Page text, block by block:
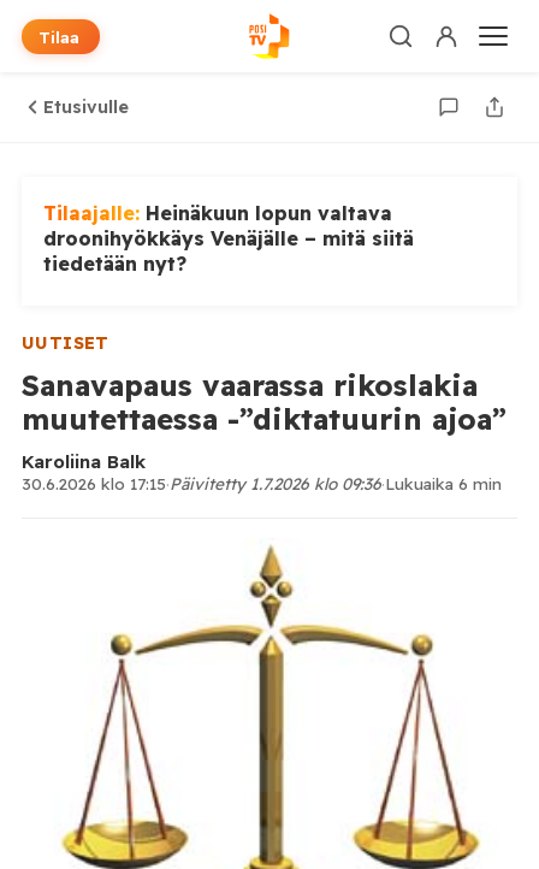
Tilaa
Etusivulle
Tilaajalle: Heinäkuun lopun valtava
droonihyökkäys Venäjälle – mitä siitä
tiedetään nyt?
UUTISET
Sanavapaus vaarassa rikoslakia
muutettaessa -”diktatuurin ajoa”
Karoliina Balk
30.6.2026 klo 17:15·Päivitetty 1.7.2026 klo 09:36·Lukuaika 6 min